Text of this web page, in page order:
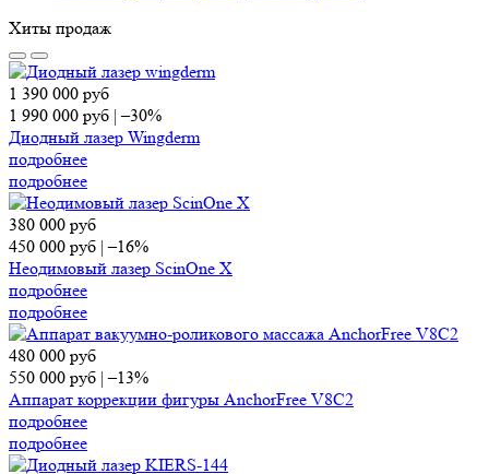
Хиты продаж
1 390 000 руб
1 990 000 руб |–30%
Диодный лазер Wingderm
подробнее
подробнее
380 000 руб
450 000 руб |–16%
Неодимовый лазер ScinOne X
подробнее
подробнее
480 000 руб
550 000 руб |–13%
Аппарат коррекции фигуры AnchorFree V8C2
подробнее
подробнее